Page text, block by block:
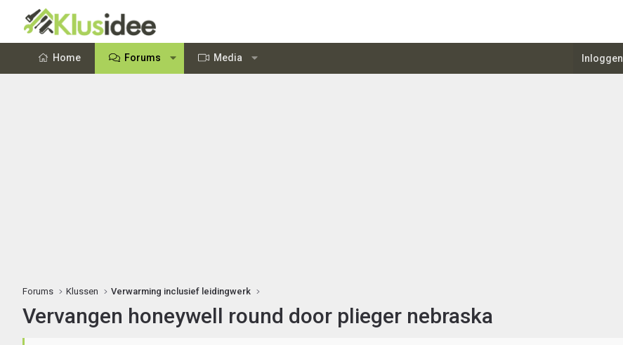
Home Forums Media Inloggen
Forums Klussen Verwarming inclusief leidingwerk
Vervangen honeywell round door plieger nebraska